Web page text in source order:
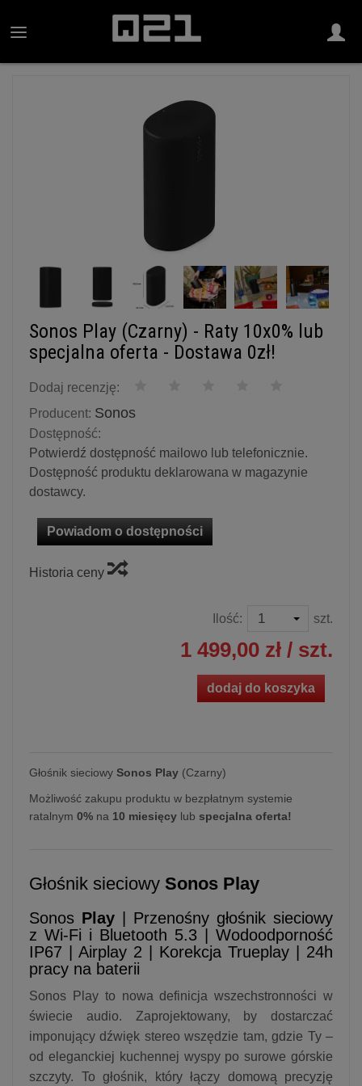
Sonos Play (Czarny) - Raty 10x0% lub
specjalna oferta - Dostawa 0zł!
Dodaj recenzję:
Producent: Sonos
Dostępność:
Potwierdź dostępność mailowo lub telefonicznie.
Dostępność produktu deklarowana w magazynie
dostawcy.
Powiadom o dostępności
Historia ceny
Ilość: szt.
1 499,00 zł / szt.
dodaj do koszyka
Głośnik sieciowy Sonos Play (Czarny)
Możliwość zakupu produktu w bezpłatnym systemie
ratalnym 0% na 10 miesięcy lub specjalna oferta!
Głośnik sieciowy Sonos Play
Sonos Play | Przenośny głośnik sieciowy
z Wi-Fi i Bluetooth 5.3 | Wodoodporność
IP67 | Airplay 2 | Korekcja Trueplay | 24h
pracy na baterii
Sonos Play to nowa definicja wszechstronności w
świecie audio. Zaprojektowany, by dostarczać
imponujący dźwięk stereo wszędzie tam, gdzie Ty –
od eleganckiej kuchennej wyspy po surowe górskie
szczyty. To głośnik, który łączy domową precyzję